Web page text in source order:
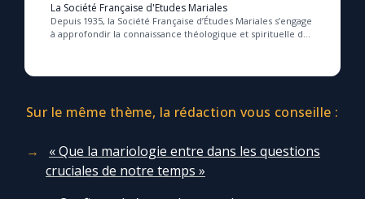
Une Minute avec Marie
1000 Raisons de Croire
La Société Française d'Etudes Mariales
Depuis 1935, la Société Française d’Études Mariales s’engage
à approfondir la connaissance théologique et spirituelle de
Sur le même thème, la rédaction vous conseille :
« Que la mariologie entre dans les questions
cruciales de notre temps »